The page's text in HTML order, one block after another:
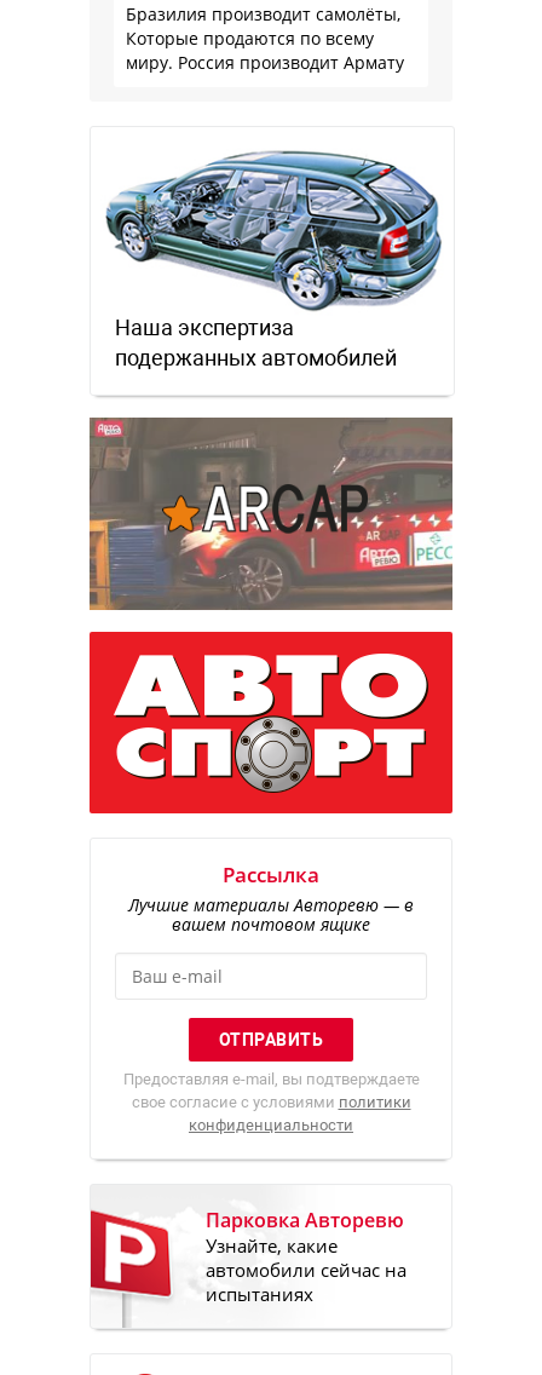
Бразилия производит самолёты,
Которые продаются по всему
миру. Россия производит Армату
Наша экспертиза
подержанных автомобилей
Рассылка
Лучшие материалы Авторевю — в
вашем почтовом ящике
Предоставляя e-mail, вы подтверждаете
свое согласие с условиями политики
конфиденциальности
Парковка Авторевю
Узнайте, какие
автомобили сейчас на
испытаниях